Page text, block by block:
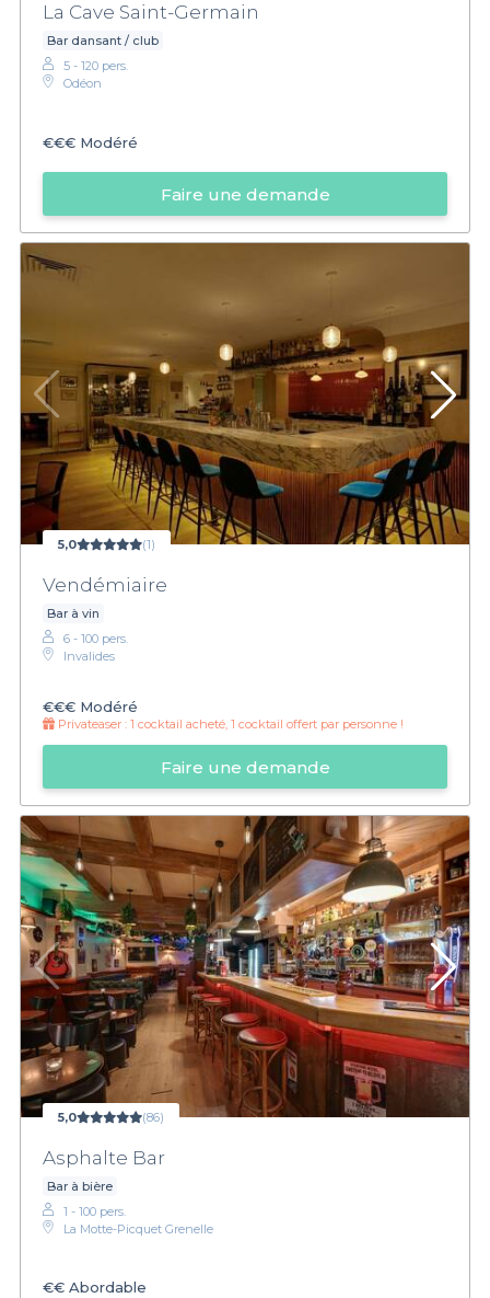
La Cave Saint-Germain
Bar dansant / club
5 - 120 pers.
Odéon
€€€ Modéré
Faire une demande
5,0 (1)
Vendémiaire
Bar à vin
6 - 100 pers.
Invalides
€€€ Modéré
Privateaser : 1 cocktail acheté, 1 cocktail offert par personne !
Faire une demande
5,0 (86)
Asphalte Bar
Bar à bière
1 - 100 pers.
La Motte-Picquet Grenelle
€€ Abordable